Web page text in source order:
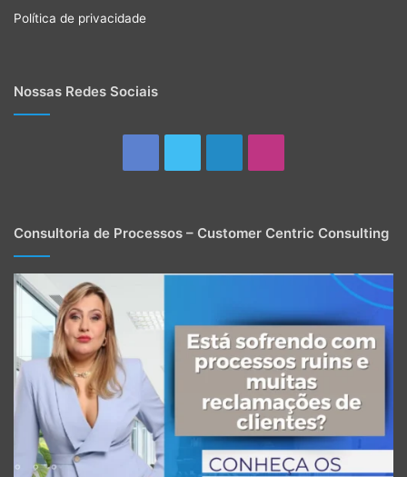
Política de privacidade
Nossas Redes Sociais
Consultoria de Processos – Customer Centric Consulting